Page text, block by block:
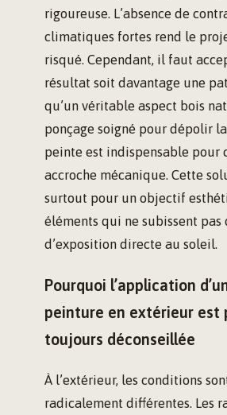
rigoureuse. L’absence de
climatiques fortes rend le
risqué. Cependant, il faut
résultat soit davantage une
qu’un véritable aspect bois
ponçage soigné pour dépolir
peinte est indispensable pour
accroche mécanique. Cette
surtout pour un objectif
éléments qui ne subissent pas
d’exposition directe au soleil.
Pourquoi l’application
peinture en extérieur est
toujours déconseillée
À l’extérieur, les conditions
radicalement différentes. Les